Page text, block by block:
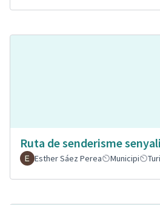
Ruta de senderisme
Esther Sáez Perea
Municipi